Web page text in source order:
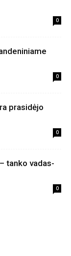
0
0
prasidėjo
0
tanko vadas-
0